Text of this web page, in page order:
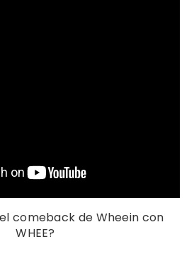
comeback de Wheein con
WHEE?